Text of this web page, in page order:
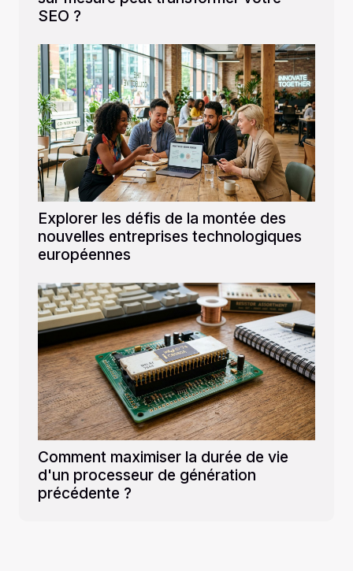
SEO ?
Explorer les défis de la montée des
nouvelles entreprises technologiques
européennes
Comment maximiser la durée de vie
d'un processeur de génération
précédente ?